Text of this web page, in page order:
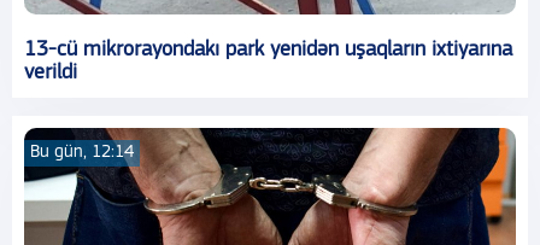
13-cü mikrorayondakı park yenidən uşaqların ixtiyarına
verildi
Bu gün, 12:14